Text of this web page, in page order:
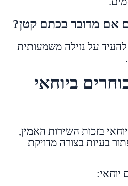
אם מדובר בכתם קטן?
על נזילה משמעותית
ביוחאי
בזכות השירות האמין,
בעיות בצורה מדויקת